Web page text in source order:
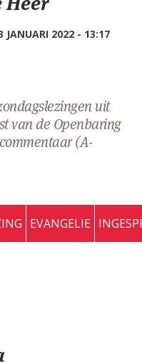
JANUARI 2022 - 13:17
uit
van de Openbaring
(A-
EVANGELIE